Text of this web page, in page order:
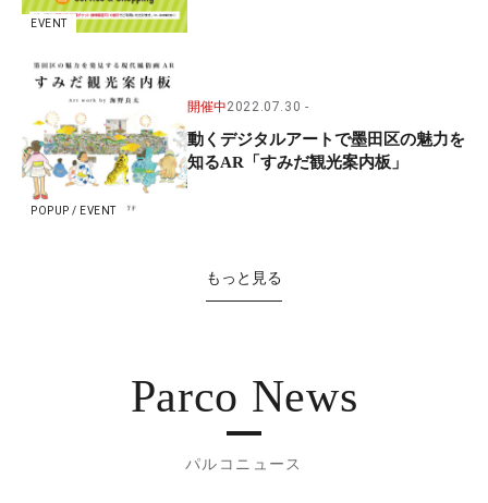
EVENT
POPUP / EVENT
開催中2022.07.30
動くデジタルアートで墨田区の魅力を
知るAR「すみだ観光案内板」
もっと見る
Parco News
パルコニュース